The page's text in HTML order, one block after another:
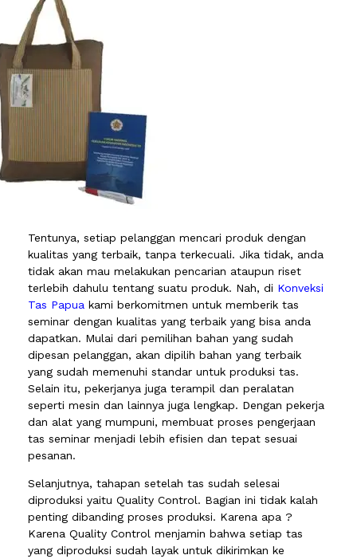
Tentunya, setiap pelanggan mencari produk dengan
kualitas yang terbaik, tanpa terkecuali. Jika tidak, anda
tidak akan mau melakukan pencarian ataupun riset
terlebih dahulu tentang suatu produk. Nah, di Konveksi
Tas Papua kami berkomitmen untuk memberik tas
seminar dengan kualitas yang terbaik yang bisa anda
dapatkan. Mulai dari pemilihan bahan yang sudah
dipesan pelanggan, akan dipilih bahan yang terbaik
yang sudah memenuhi standar untuk produksi tas.
Selain itu, pekerjanya juga terampil dan peralatan
seperti mesin dan lainnya juga lengkap. Dengan pekerja
dan alat yang mumpuni, membuat proses pengerjaan
tas seminar menjadi lebih efisien dan tepat sesuai
pesanan.
Selanjutnya, tahapan setelah tas sudah selesai
diproduksi yaitu Quality Control. Bagian ini tidak kalah
penting dibanding proses produksi. Karena apa ?
Karena Quality Control menjamin bahwa setiap tas
yang diproduksi sudah layak untuk dikirimkan ke